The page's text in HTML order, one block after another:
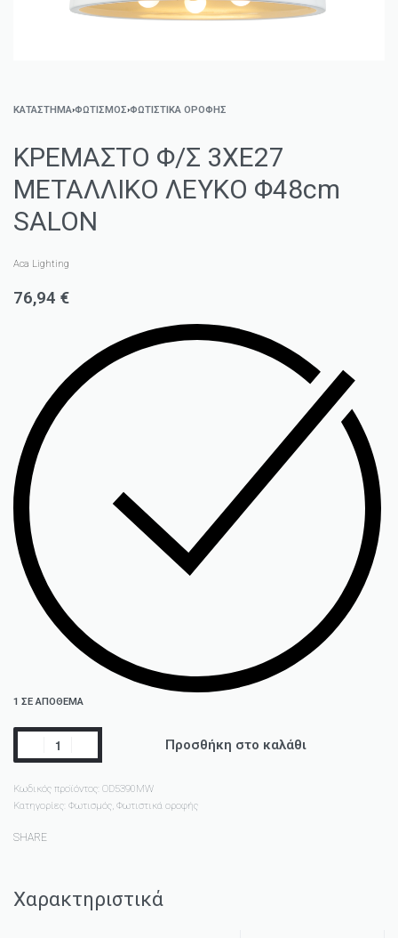
ΚΑΤΑΣΤΗΜΑ›ΦΩΤΙΣΜΌΣ›ΦΩΤΙΣΤΙΚΆ ΟΡΟΦΉΣ
ΚΡΕΜΑΣΤΟ Φ/Σ 3XE27
ΜΕΤΑΛΛΙΚΟ ΛΕΥΚΟ Φ48cm
SALON
Aca Lighting
76,94 €
1 ΣΕ ΑΠΌΘΕΜΑ
Προσθήκη στο καλάθι
Κωδικός προϊόντος: OD5390MW
Κατηγορίες: Φωτισμός, Φωτιστικά οροφής
SHARE
Χαρακτηριστικά